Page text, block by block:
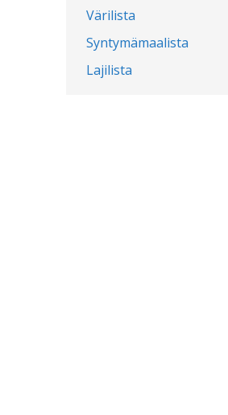
Värilista
Syntymämaalista
Lajilista